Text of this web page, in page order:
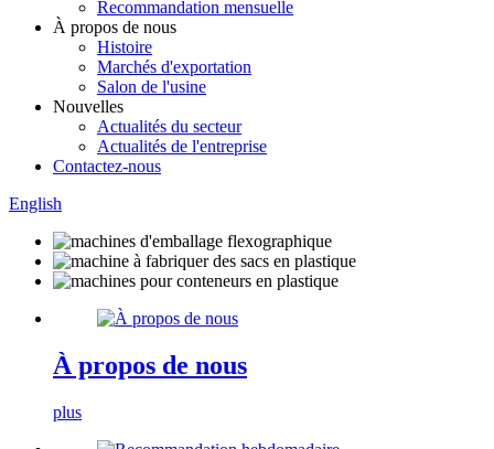
Recommandation mensuelle
À propos de nous
Histoire
Marchés d'exportation
Salon de l'usine
Nouvelles
Actualités du secteur
Actualités de l'entreprise
Contactez-nous
English
À propos de nous
plus